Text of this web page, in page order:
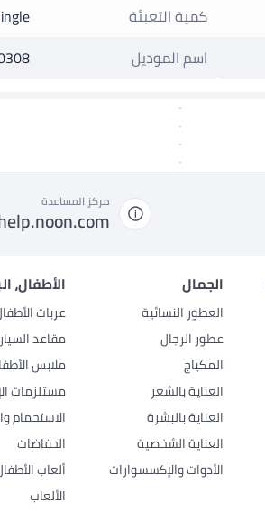
كمية التعبئة
اسم الموديل
مركز المساعدة
الجمال
العطور النسائية
عطور الرجال
المكياج
العناية بالشعر
العناية بالبشرة
العناية الشخصية
الأدوات والإكسسوارات
الأطفال،
عربات
مقاعد
ملابس
مستلزمات
الاستحمام
الحفاضات
ألعاب
الألعاب